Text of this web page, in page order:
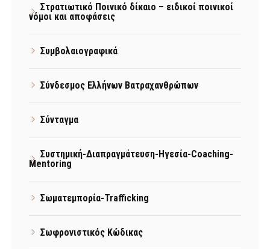
Στρατιωτικό Ποινικό δίκαιο – ειδικοί ποινικοί
νόμοι και αποφάσεις
Συμβολαιογραφικά
Σύνδεσμος Ελλήνων Βατραχανθρώπων
Σύνταγμα
Συστημική-Διαπραγμάτευση-Ηγεσία-Coaching-
Mentoring
Σωματεμπορία-Trafficking
Σωφρονιστικός Κώδικας